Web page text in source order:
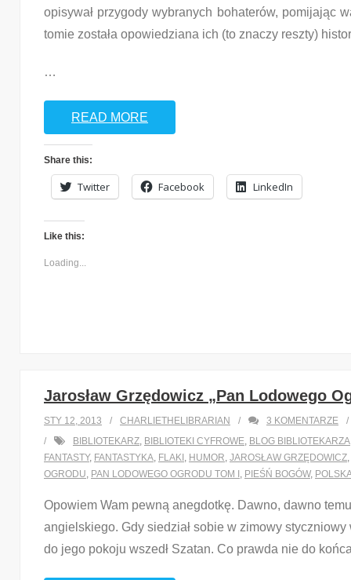
opisywał przygody wybranych bohaterów, pomijając
tomie została opowiedziana ich (to znaczy reszty)
…
READ MORE
Share this:
Twitter Facebook LinkedIn
Like this:
Loading...
Jarosław Grzędowicz „Pan Lodowego
STY 12, 2013 CHARLIETHELIBRARIAN 3 KOMENTARZE
BIBLIOTEKARZ, BIBLIOTEKI CYFROWE, BLOG BIBLIOTEKARZA
FANTASTY, FANTASTYKA, FLAKI , HUMOR, JAROSŁAW GRZĘDOWICZ,
OGRODU, PAN LODOWEGO OGRODU TOM I , PIEŚŃ BOGÓW,
Opowiem Wam pewną anegdotkę. Dawno, dawno
angielskiego. Gdy siedział sobie w zimowy
do jego pokoju wszedł Szatan. Co prawda nie do